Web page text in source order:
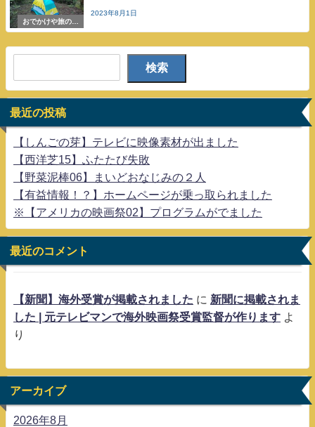
おでかけや旅の参
考
2023年8月1日
検索
最近の投稿
【しんごの芽】テレビに映像素材が出ました
【西洋芝15】ふたたび失敗
【野菜泥棒06】まいどおなじみの２人
【有益情報！？】ホームページが乗っ取られました
※【アメリカの映画祭02】プログラムがでました
最近のコメント
【新聞】海外受賞が掲載されました に 新聞に掲載されま
した | 元テレビマンで海外映画祭受賞監督が作ります よ
り
アーカイブ
2026年8月